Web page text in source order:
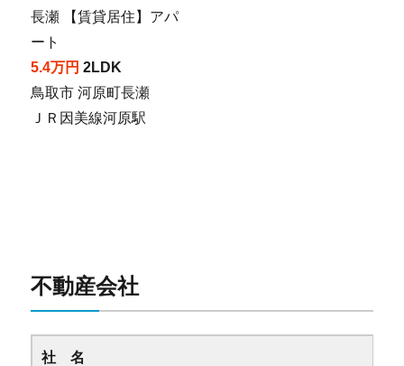
長瀬 【賃貸居住】アパ
ート
5.4万円2LDK
鳥取市 河原町長瀬
ＪＲ因美線河原駅
不動産会社
社 名